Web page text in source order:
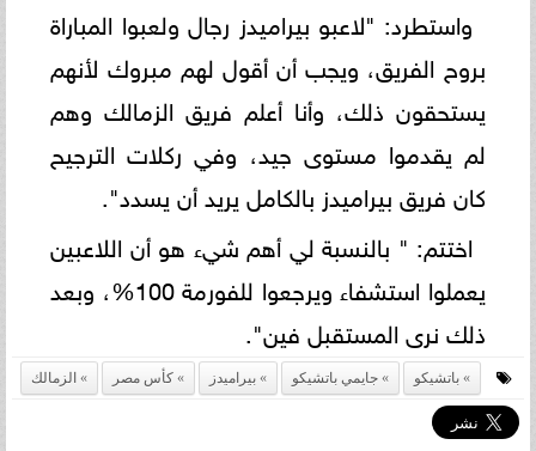
واستطرد: "لاعبو بيراميدز رجال ولعبوا المباراة
بروح الفريق، ويجب أن أقول لهم مبروك لأنهم
يستحقون ذلك، وأنا أعلم فريق الزمالك وهم
لم يقدموا مستوى جيد، وفي ركلات الترجيح
كان فريق بيراميدز بالكامل يريد أن يسدد".
اختتم: " بالنسبة لي أهم شيء هو أن اللاعبين
يعملوا استشفاء ويرجعوا للفورمة 100%، وبعد
ذلك نرى المستقبل فين".
باتشيكو جايمي باتشيكو بيراميدز كأس مصر الزمالك